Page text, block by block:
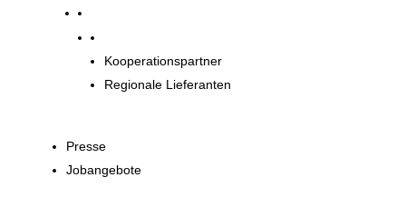
Kooperationspartner
Regionale Lieferanten
Presse
Jobangebote